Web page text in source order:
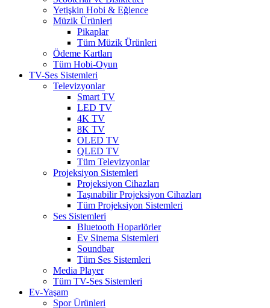
Yetişkin Hobi & Eğlence
Müzik Ürünleri
Pikaplar
Tüm Müzik Ürünleri
Ödeme Kartları
Tüm Hobi-Oyun
TV-Ses Sistemleri
Televizyonlar
Smart TV
LED TV
4K TV
8K TV
OLED TV
QLED TV
Tüm Televizyonlar
Projeksiyon Sistemleri
Projeksiyon Cihazları
Taşınabilir Projeksiyon Cihazları
Tüm Projeksiyon Sistemleri
Ses Sistemleri
Bluetooth Hoparlörler
Ev Sinema Sistemleri
Soundbar
Tüm Ses Sistemleri
Media Player
Tüm TV-Ses Sistemleri
Ev-Yaşam
Spor Ürünleri